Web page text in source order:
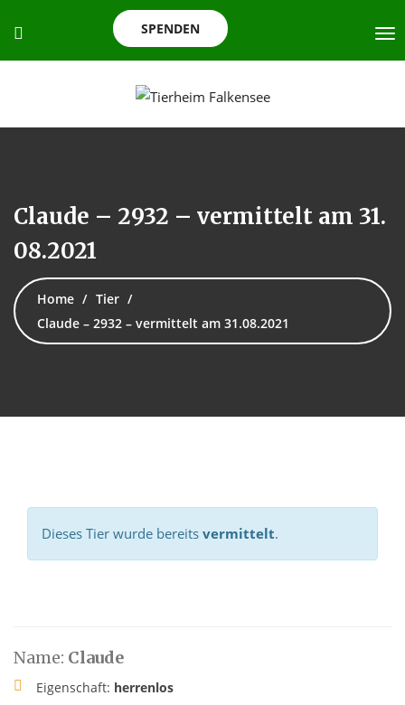
SPENDEN
Claude – 2932 – vermittelt am 31.
08.2021
Home
Tier
Claude – 2932 – vermittelt am 31.08.2021
Dieses Tier wurde bereits vermittelt.
Name: Claude
Eigenschaft: herrenlos